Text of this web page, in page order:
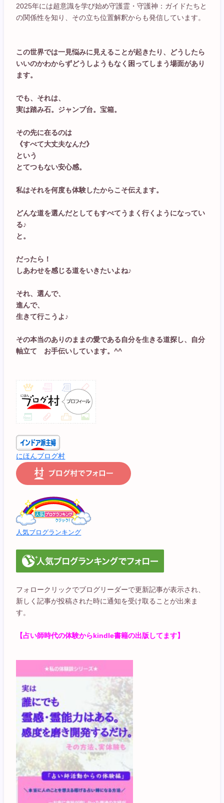
2025年には超意識を学び始め守護霊・守護神：ガイドたちと
の関係性を知り、その立ち位置解釈からも発信しています。
この世界では一見悩みに見えることが起きたり、どうしたら
いいのかわからずどうしようもなく困ってしまう場面があり
ます。
でも、それは、
実は踏み石。ジャンプ台。宝箱。
その先に在るのは
《すべて大丈夫なんだ》
という
とてつもない安心感。
私はそれを何度も体験したからこそ伝えます。
どんな道を選んだとしてもすべてうまく行くようになってい
る♪
と。
だったら！
しあわせを感じる道をいきたいよね♪
それ、選んで、
進んで、
生きて行こうよ♪
その本当のありのままの愛である自分を生きる道探し、自分
軸立て お手伝いしています。^^
にほんブログ村
人気ブログランキング
フォロークリックでブログリーダーで更新記事が表示され、
新しく記事が投稿された時に通知を受け取ることが出来ま
す。
【占い師時代の体験からkindle書籍の出版してます】